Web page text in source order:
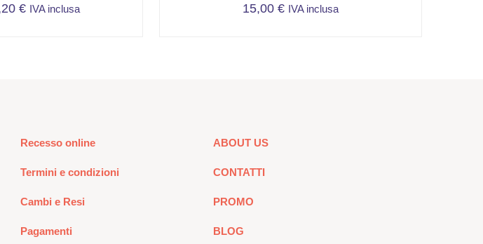
€ IVA inclusa
possono
nella
del
15,00€ IVA inclusa
Recesso online
Termini e condizioni
Cambi e Resi
Pagamenti
ABOUT US
CONTATTI
PROMO
BLOG